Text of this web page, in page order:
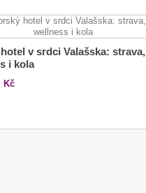
v srdci Valašska: strava,
i kola
Kč